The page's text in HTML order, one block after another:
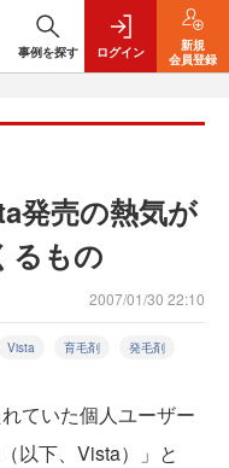
事例を探す ログイン
新規
会員登録
発売の熱気が
るもの
2007/01/30 22:10
Vista 育毛剤 発毛剤
ていた個人ユーザー
以下、Vista）」と